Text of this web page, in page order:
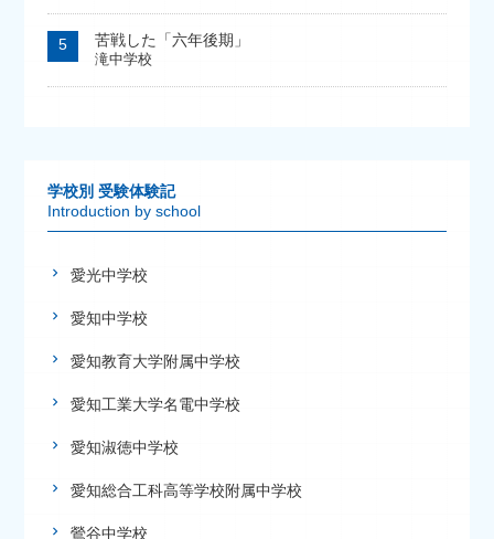
苦戦した「六年後期」
滝中学校
学校別 受験体験記
Introduction by school
愛光中学校
愛知中学校
愛知教育大学附属中学校
愛知工業大学名電中学校
愛知淑徳中学校
愛知総合工科高等学校附属中学校
鶯谷中学校